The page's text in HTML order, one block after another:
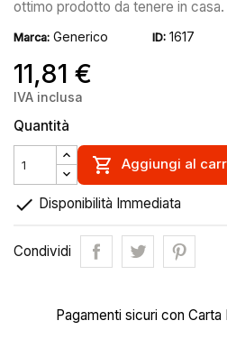
ottimo prodotto da tenere in casa.
Marca: Generico ID: 1617
11,81 €
IVA inclusa
Quantità
 Aggiungi al
 Disponibilità Immediata
Condividi
Pagamenti sicuri con